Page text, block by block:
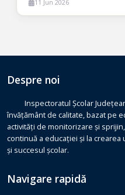
11 Jun 2026
Despre noi
Inspectoratul Școlar
învățământ de calitate, bazat pe
activități de monitorizare și
continuă a educației și la
și succesul școlar.
Navigare rapidă